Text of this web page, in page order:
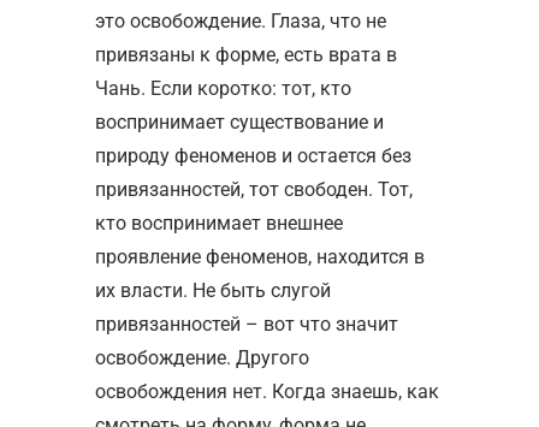
это освобождение. Глаза, что не
привязаны к форме, есть врата в
Чань. Если коротко: тот, кто
воспринимает существование и
природу феноменов и остается без
привязанностей, тот свободен. Тот,
кто воспринимает внешнее
проявление феноменов, находится в
их власти. Не быть слугой
привязанностей – вот что значит
освобождение. Другого
освобождения нет. Когда знаешь, как